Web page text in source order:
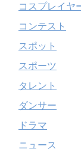
コスプレイヤ
コンテスト
スポット
スポーツ
タレント
ダンサー
ドラマ
ニュース